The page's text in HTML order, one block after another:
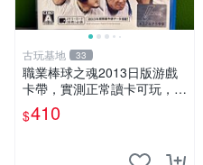
古玩基地 33
職業棒球之魂2013日版游戲
卡帶，實測正常讀卡可玩，少
量包裝壓痕，適合收藏家嚴選
職業棒球 2013 日版 游戲卡
$410